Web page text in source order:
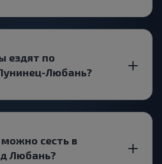
ездят по
Любань?
можно сесть в
Любань?